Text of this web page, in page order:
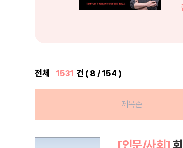
전체 1531 건 ( 8 / 154 )
제목순
[인문/사회]